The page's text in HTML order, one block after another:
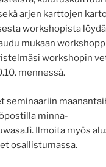
arjen karttojen
workshopista
mukaan
workshopin
mennessä.
minna-
Ilmoita myös
osallistumassa.